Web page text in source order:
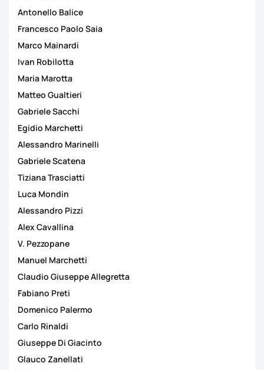
Antonello Balice
Francesco Paolo Saia
Marco Mainardi
Ivan Robilotta
Maria Marotta
Matteo Gualtieri
Gabriele Sacchi
Egidio Marchetti
Alessandro Marinelli
Gabriele Scatena
Tiziana Trasciatti
Luca Mondin
Alessandro Pizzi
Alex Cavallina
V. Pezzopane
Manuel Marchetti
Claudio Giuseppe Allegretta
Fabiano Preti
Domenico Palermo
Carlo Rinaldi
Giuseppe Di Giacinto
Glauco Zanellati